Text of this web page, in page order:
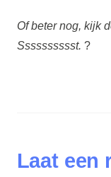
Of beter nog, kijk
Sssssssssst. ?
Laat een